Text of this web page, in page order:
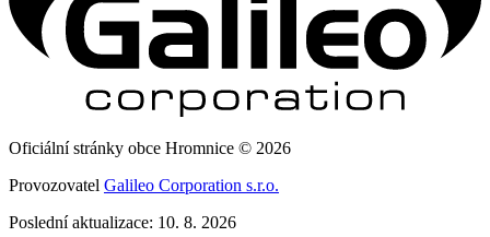
Oficiální stránky obce Hromnice © 2026
Provozovatel Galileo Corporation s.r.o.
Poslední aktualizace: 10. 8. 2026